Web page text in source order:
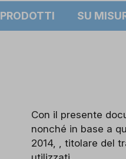
PRODOTTI SU
Con il presente
nonché in base a
2014, , titolare del